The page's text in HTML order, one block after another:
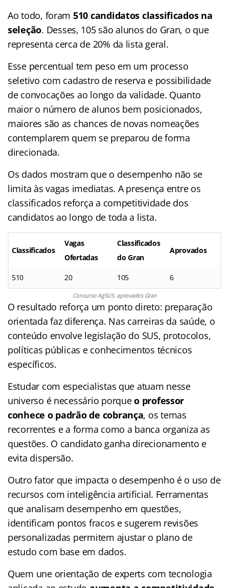
Ao todo, foram 510 candidatos classificados na
seleção. Desses, 105 são alunos do Gran, o que
representa cerca de 20% da lista geral.
Esse percentual tem peso em um processo
seletivo com cadastro de reserva e possibilidade
de convocações ao longo da validade. Quanto
maior o número de alunos bem posicionados,
maiores são as chances de novas nomeações
contemplarem quem se preparou de forma
direcionada.
Os dados mostram que o desempenho não se
limita às vagas imediatas. A presença entre os
classificados reforça a competitividade dos
candidatos ao longo de toda a lista.
Classificados
Vagas
Ofertadas
Classificados
do Gran
Aprovados
510 20 105 6
Concurso AgSUS: aprovados Gran
O resultado reforça um ponto direto: preparação
orientada faz diferença. Nas carreiras da saúde, o
conteúdo envolve legislação do SUS, protocolos,
políticas públicas e conhecimentos técnicos
específicos.
Estudar com especialistas que atuam nesse
universo é necessário porqueo professor
conhece o padrão de cobrança, os temas
recorrentes e a forma como a banca organiza as
questões. O candidato ganha direcionamento e
evita dispersão.
Outro fator que impacta o desempenho é o uso de
recursos com inteligência artificial. Ferramentas
que analisam desempenho em questões,
identificam pontos fracos e sugerem revisões
personalizadas permitem ajustar o plano de
estudo com base em dados.
Quem une orientação de experts com tecnologia